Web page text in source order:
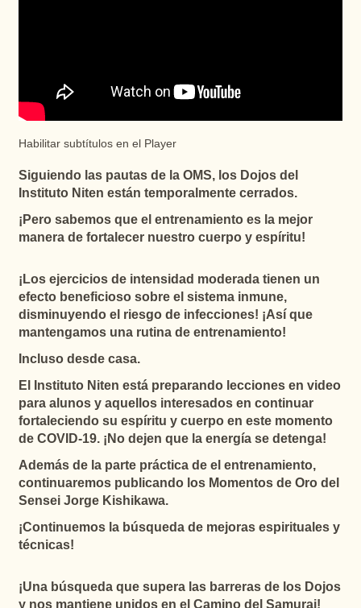
Habilitar subtítulos en el Player
Siguiendo las pautas de la OMS, los Dojos del
Instituto Niten están temporalmente cerrados.
¡Pero sabemos que el entrenamiento es la mejor
manera de fortalecer nuestro cuerpo y espíritu!
¡Los ejercicios de intensidad moderada tienen un
efecto beneficioso sobre el sistema inmune,
disminuyendo el riesgo de infecciones! ¡Así que
mantengamos una rutina de entrenamiento!
Incluso desde casa.
El Instituto Niten está preparando lecciones en video
para alunos y aquellos interesados en continuar
fortaleciendo su espíritu y cuerpo en este momento
de COVID-19. ¡No dejen que la energía se detenga!
Además de la parte práctica de el entrenamiento,
continuaremos publicando los Momentos de Oro del
Sensei Jorge Kishikawa.
¡Continuemos la búsqueda de mejoras espirituales y
técnicas!
¡Una búsqueda que supera las barreras de los Dojos
y nos mantiene unidos en el Camino del Samurai!